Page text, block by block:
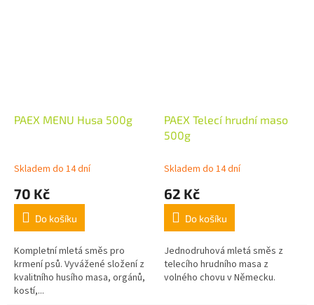
PAEX MENU Husa 500g
Skladem do 14 dní
70 Kč
Do košíku
Kompletní mletá směs pro
krmení psů. Vyvážené složení z
kvalitního husího masa, orgánů,
kostí,...
PAEX Telecí hrudní maso
500g
Skladem do 14 dní
62 Kč
Do košíku
Jednodruhová mletá směs z
telecího hrudního masa z
volného chovu v Německu.